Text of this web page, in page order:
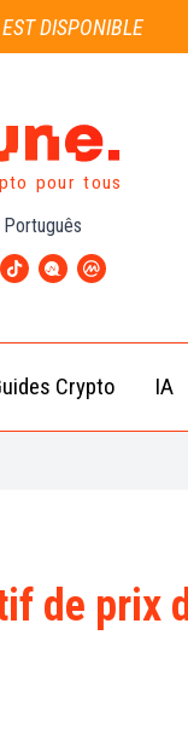
DISPONIBLE
pour tous
Português
Débutant
Intermédiaire
Crypto IA
de prix